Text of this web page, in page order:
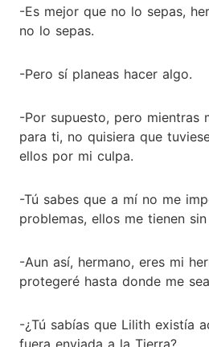
-Es mejor que no lo sepas,
no lo sepas.
-Pero sí planeas hacer algo.
-Por supuesto, pero mientras
para ti, no quisiera que
ellos por mi culpa.
-Tú sabes que a mí no me
problemas, ellos me tienen
-Aun así, hermano, eres mi
protegeré hasta donde me
-¿Tú sabías que Lilith existía
fuera enviada a la Tierra?